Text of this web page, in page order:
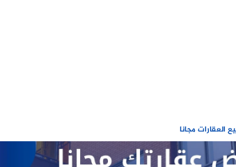
العقارات مجانا